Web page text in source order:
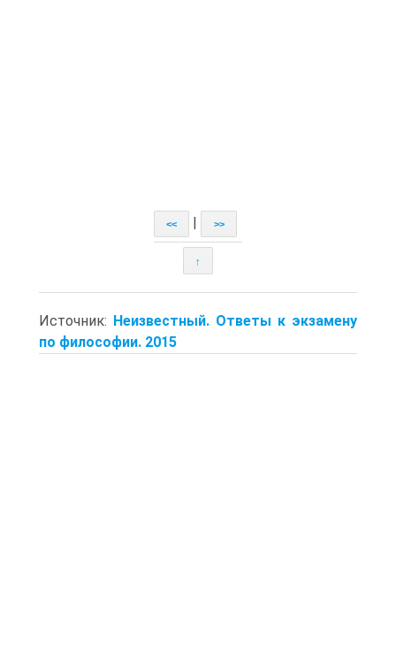
<< >>
↑
Источник: Неизвестный. Ответы к экзамену
по философии. 2015